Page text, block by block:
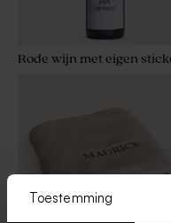
Toestemming
Rode wijn met eigen